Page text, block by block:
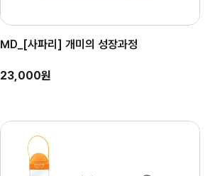
MD_[사파리] 개미의 성장과정
23,000원